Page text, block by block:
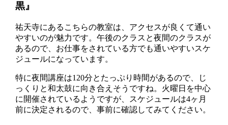
黒』
祐天寺にあるこちらの教室は、アクセスが良くて通い
やすいのが魅力です。午後のクラスと夜間のクラスが
あるので、お仕事をされている方でも通いやすいスケ
ジュールになっています。
特に夜間講座は120分とたっぷり時間があるので、じ
っくりと和太鼓に向き合えそうですね。火曜日を中心
に開催されているようですが、スケジュールは4ヶ月
前に決定されるので、事前に確認してみてください。